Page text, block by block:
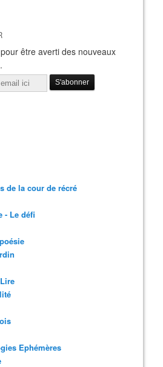
être averti des nouveaux
de la cour de récré
- Le défi
Ephémères